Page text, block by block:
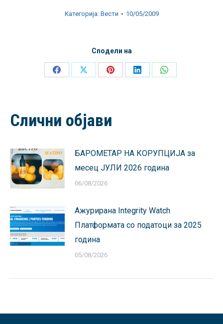
Категорија: Вести 10/05/2009
Сподели на
Share
Share
Share
Share
Share
Слични објави
БАРОМЕТАР НА КОРУПЦИЈА за
месец ЈУЛИ 2026 година
06/08/2026
Ажурирана Integrity Watch
Платформата со податоци за 2025
година
05/08/2026